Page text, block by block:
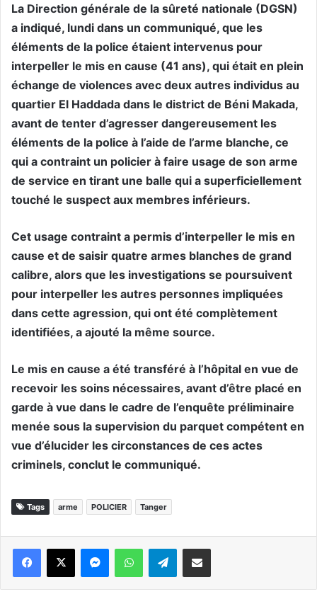
La Direction générale de la sûreté nationale (DGSN)
a indiqué, lundi dans un communiqué, que les
éléments de la police étaient intervenus pour
interpeller le mis en cause (41 ans), qui était en plein
échange de violences avec deux autres individus au
quartier El Haddada dans le district de Béni Makada,
avant de tenter d’agresser dangereusement les
éléments de la police à l’aide de l’arme blanche, ce
qui a contraint un policier à faire usage de son arme
de service en tirant une balle qui a superficiellement
touché le suspect aux membres inférieurs.
Cet usage contraint a permis d’interpeller le mis en
cause et de saisir quatre armes blanches de grand
calibre, alors que les investigations se poursuivent
pour interpeller les autres personnes impliquées
dans cette agression, qui ont été complètement
identifiées, a ajouté la même source.
Le mis en cause a été transféré à l’hôpital en vue de
recevoir les soins nécessaires, avant d’être placé en
garde à vue dans le cadre de l’enquête préliminaire
menée sous la supervision du parquet compétent en
vue d’élucider les circonstances de ces actes
criminels, conclut le communiqué.
Tags arme POLICIER Tanger
WhatsApp Telegram